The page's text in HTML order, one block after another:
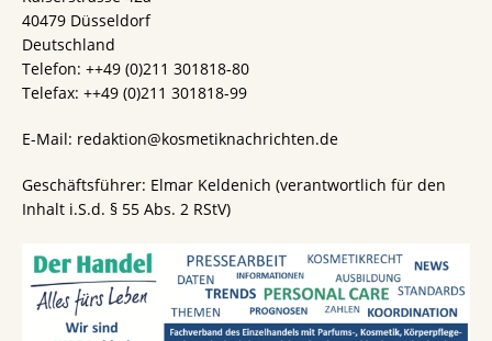
40479 Düsseldorf
Deutschland
Telefon: ++49 (0)211 301818-80
Telefax: ++49 (0)211 301818-99
E-Mail: redaktion@kosmetiknachrichten.de
Geschäftsführer: Elmar Keldenich (verantwortlich für den
Inhalt i.S.d. § 55 Abs. 2 RStV)